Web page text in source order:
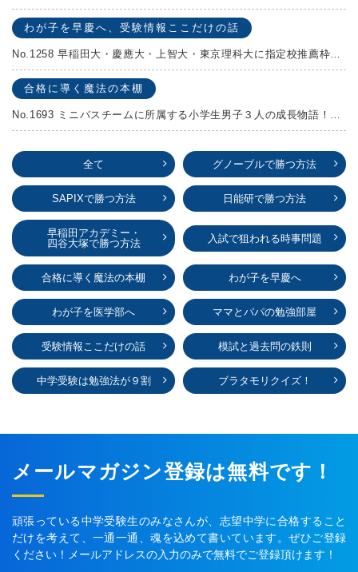
わが子を早慶へ、受験情報ここだけの話
No.1258 早稲田大・慶應大・上智大・東京理科大に指定校推薦枠がある学校
合格に導く魔法の本棚
No.1693 ミニバスチームに所属する小学生男子３人の成長物語！『ポジション！』高田由紀子 予想問題付き！
全て グノーブルで勝つ方法
SAPIXで勝つ方法 日能研で勝つ方法
早稲田アカデミー・
四谷大塚で勝つ方法
入試で狙われる時事問題
合格に導く魔法の本棚 わが子を早慶へ
わが子を医学部へ ママとパパの勉強部屋
受験情報ここだけの話 模試と過去問の鉄則
中学受験は勉強法が９割 ブラタモリクイズ！
メールマガジン登録は無料です！
頑張っている中学受験生のみなさんが、志望中学に合格すること
だけを考えて、一通一通、魂を込めて書いています。ぜひご登録
ください！メールアドレスの入力のみで無料でご登録頂けます！